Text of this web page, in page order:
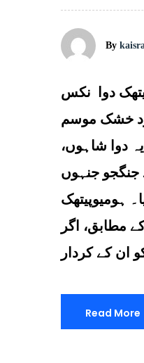
By
دوا نکس
خشک موسم
دوا شاہوں،
جنہوں
ہومیوپیتھک
مطابق، اگر
Read More